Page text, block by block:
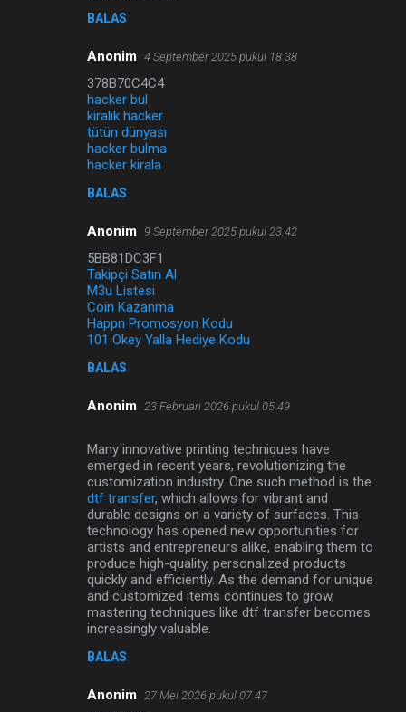
BALAS
Anonim 4 September 2025 pukul 18.38
378B70C4C4
hacker bul
kiralık hacker
tütün dünyası
hacker bulma
hacker kirala
BALAS
Anonim 9 September 2025 pukul 23.42
5BB81DC3F1
Takipçi Satın Al
M3u Listesi
Coin Kazanma
Happn Promosyon Kodu
101 Okey Yalla Hediye Kodu
BALAS
Anonim 23 Februari 2026 pukul 05.49
Many innovative printing techniques have
emerged in recent years, revolutionizing the
customization industry. One such method is the
dtf transfer, which allows for vibrant and
durable designs on a variety of surfaces. This
technology has opened new opportunities for
artists and entrepreneurs alike, enabling them to
produce high-quality, personalized products
quickly and efficiently. As the demand for unique
and customized items continues to grow,
mastering techniques like dtf transfer becomes
increasingly valuable.
BALAS
Anonim 27 Mei 2026 pukul 07.47